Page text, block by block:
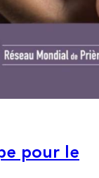
pour le